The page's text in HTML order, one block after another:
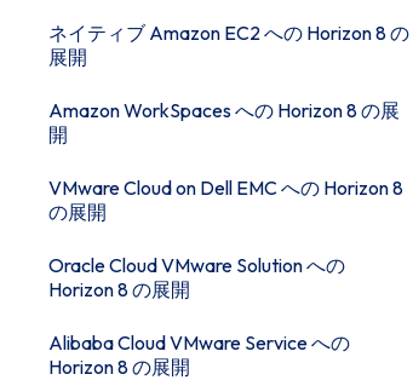
ネイティブ Amazon EC2 への Horizon 8 の
展開
Amazon WorkSpaces への Horizon 8 の展
開
VMware Cloud on Dell EMC への Horizon 8
の展開
Oracle Cloud VMware Solution への
Horizon 8 の展開
Alibaba Cloud VMware Service への
Horizon 8 の展開